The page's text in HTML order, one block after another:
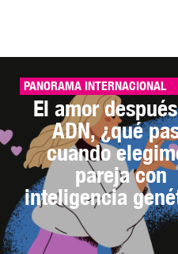
PANORAMA INTERNACIONAL
El amor
ADN, ¿qué
cuando
pareja con
inteligencia